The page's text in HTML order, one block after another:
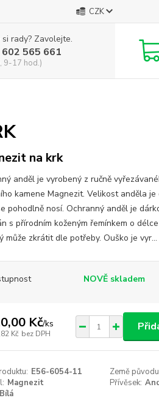
CZK
rady? Zavolejte.
565 661
9-17 hod.)
na krk
anděl je vyrobený z ručně
kamene Magnezit. Velikost anděla je
pohodlně nosí. Ochranný anděl je
s přírodním koženým řemínkem o
může zkrátit dle potřeby. Ouško je vyr...
NOVĚ skladem
Kč/ks
Kč bez DPH
E56-6054-11 Země
Magnezit Přívěsek:
Bílá